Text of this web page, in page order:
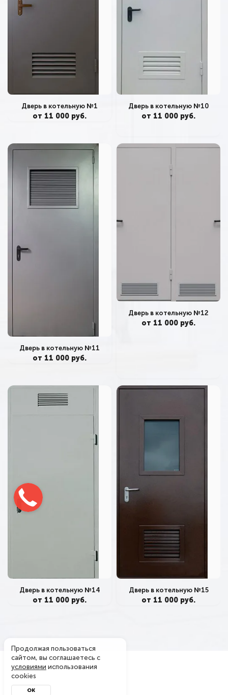
Дверь в котельную №1
от 11 000 руб.
Дверь в котельную №10
от 11 000 руб.
Дверь в котельную №11
от 11 000 руб.
Дверь в котельную №12
от 11 000 руб.
Дверь в котельную №14
от 11 000 руб.
Дверь в котельную №15
от 11 000 руб.
Продолжая пользоваться
сайтом, вы соглашаетесь с
условиями использования
cookies
ОК